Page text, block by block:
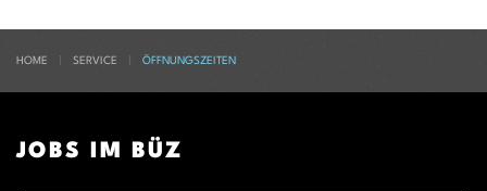
HOME SERVICE ÖFFNUNGSZEITEN
JOBS IM BÜZ